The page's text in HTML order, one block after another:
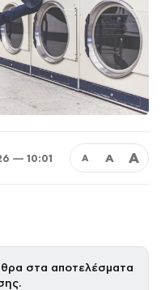
— 10:01 Α Α Α
στα αποτελέσματα